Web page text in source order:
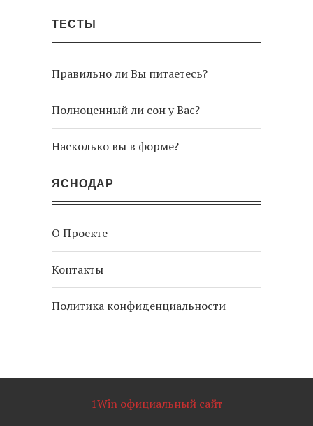
ТЕСТЫ
Правильно ли Вы питаетесь?
Полноценный ли сон у Вас?
Насколько вы в форме?
ЯСНОДАР
О Проекте
Контакты
Политика конфиденциальности
1Win официальный сайт